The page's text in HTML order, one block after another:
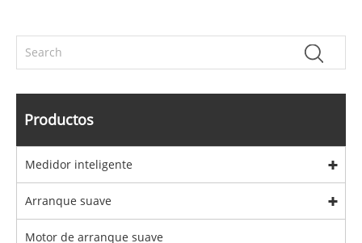
Productos
Medidor inteligente
Arranque suave
Motor de arranque suave